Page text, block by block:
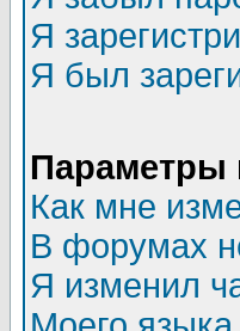
Я
Я был
Параметры
Как мне
В форумах
Я изменил